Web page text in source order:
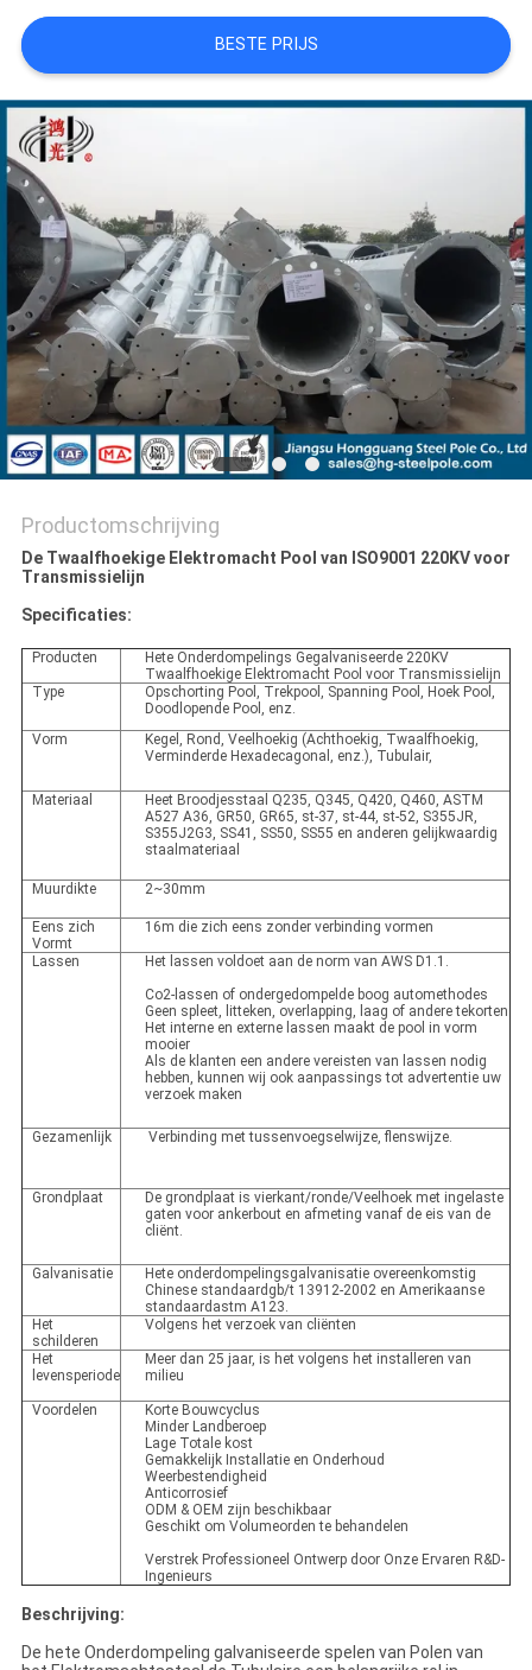
CITAAT
SITEMAP
PRIVACYBELEID
BESTE PRIJS
Productomschrijving
De Twaalfhoekige Elektromacht Pool van ISO9001 220KV voor
Transmissielijn
Specificaties:
Producten
Hete Onderdompelings Gegalvaniseerde 220KV
Twaalfhoekige Elektromacht Pool voor Transmissielijn
Type
Opschorting Pool, Trekpool, Spanning Pool, Hoek Pool,
Doodlopende Pool, enz.
Vorm
Kegel, Rond, Veelhoekig (Achthoekig, Twaalfhoekig,
Verminderde Hexadecagonal, enz.), Tubulair,
Materiaal
Heet Broodjesstaal Q235, Q345, Q420, Q460, ASTM
A527 A36, GR50, GR65, st-37, st-44, st-52, S355JR,
S355J2G3, SS41, SS50, SS55 en anderen gelijkwaardig
staalmateriaal
Muurdikte 2~30mm
Eens zich
Vormt
16m die zich eens zonder verbinding vormen
Lassen
Het lassen voldoet aan de norm van AWS D1.1.
Co2-lassen of ondergedompelde boog automethodes
Geen spleet, litteken, overlapping, laag of andere tekorten
Het interne en externe lassen maakt de pool in vorm
mooier
Als de klanten een andere vereisten van lassen nodig
hebben, kunnen wij ook aanpassings tot advertentie uw
verzoek maken
Gezamenlijk Verbinding met tussenvoegselwijze, flenswijze.
Grondplaat
De grondplaat is vierkant/ronde/Veelhoek met ingelaste
gaten voor ankerbout en afmeting vanaf de eis van de
cliënt.
Galvanisatie
Hete onderdompelingsgalvanisatie overeenkomstig
Chinese standaardgb/t 13912-2002 en Amerikaanse
standaardastm A123.
Het
schilderen
Volgens het verzoek van cliënten
Het
levensperiode
Meer dan 25 jaar, is het volgens het installeren van
milieu
Voordelen
Korte Bouwcyclus
Minder Landberoep
Lage Totale kost
Gemakkelijk Installatie en Onderhoud
Weerbestendigheid
Anticorrosief
ODM & OEM zijn beschikbaar
Geschikt om Volumeorden te behandelen
Verstrek Professioneel Ontwerp door Onze Ervaren R&D-
Ingenieurs
Beschrijving:
De hete Onderdompeling galvaniseerde spelen van Polen van